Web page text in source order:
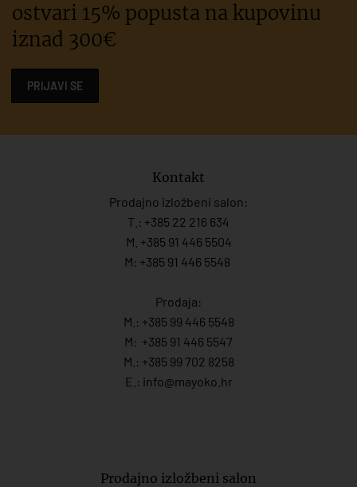
ostvari 15% popusta na kupovinu
iznad 300€
PRIJAVI SE
Kontakt
Prodajno izložbeni salon:
T.: +385 22 216 634
M. +385 91 446 5504
M: +385 91 446 5548
Prodaja:
M.: +385 99 446 5548
M: +385 91 446 5547
M.: +385 99 702 8258
E.: info@mayoko. hr
Prodajno izložbeni salon